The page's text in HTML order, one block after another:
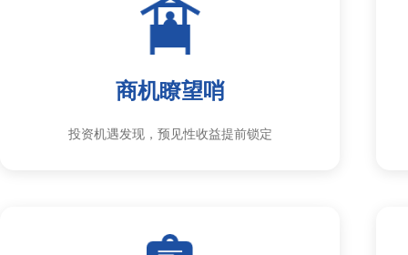
商机瞭望哨
投资机遇发现，预见性收益提前锁定